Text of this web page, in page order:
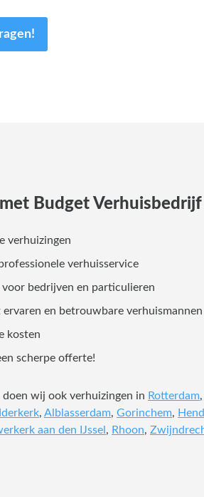
Budget
verhuizingen
verhuisservice
bedrijven en particulieren
ervaren en betrouwbare
kosten
scherpe offerte!
doen wij ook verhuizingen in Rotterdam,
, Alblasserdam, Gorinchem,
aan den IJssel , Rhoon,